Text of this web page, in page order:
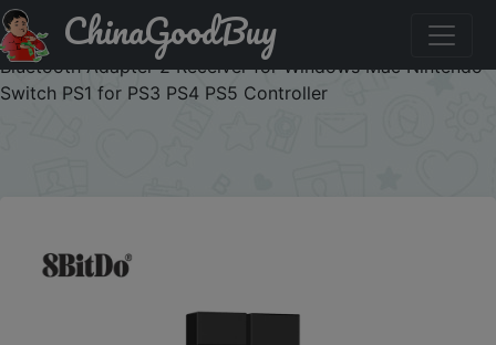
Придбати по знижці AKNES1201 8Bitdo USB
Беспроводной адаптер для контроллеров Wireless
Bluetooth Adapter 2 Receiver for Windows Mac Nintendo
Switch PS1 for PS3 PS4 PS5 Controller
ChinaGoodBuy